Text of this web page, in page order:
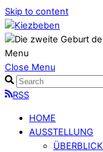
Skip to content
Menu
Close Menu
RSS
HOME
AUSSTELLUNG
ÜBERBLICK